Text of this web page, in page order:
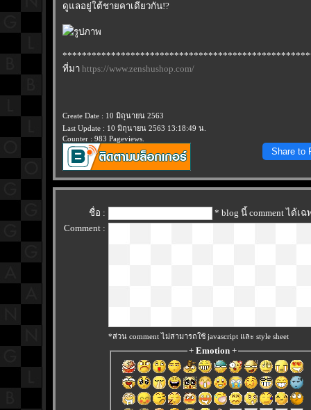
ดูแลอยู่ใต้ชายคาเดียวกัน!?
ที่มา https://www.zenshushop.com/
Create Date : 10 มิถุนายน 2563
Last Update : 10 มิถุนายน 2563 13:18:49 น.
Counter : 983 Pageviews.
Share to
ชื่อ :
* blog นี้ comment ได้เ
Comment :
*ส่วน comment ไม่สามารถใช้ javascript และ style sheet
+ Emotion+